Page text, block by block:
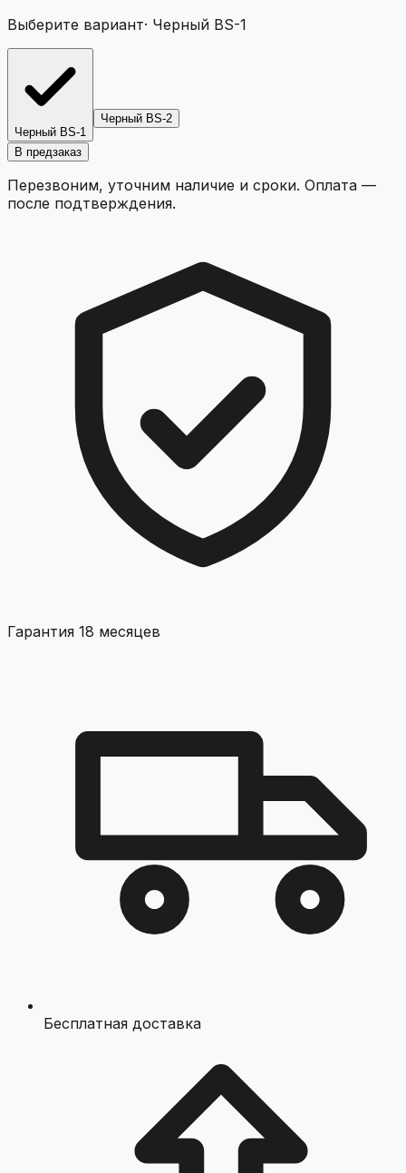
Выберите вариант· Черный BS-1
Черный BS-1
Черный BS-2
В предзаказ
Перезвоним, уточним наличие и сроки. Оплата —
после подтверждения.
Гарантия 18 месяцев
Бесплатная доставка